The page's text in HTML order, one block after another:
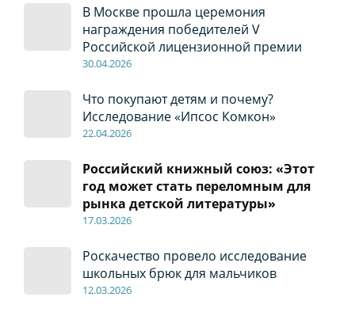
В Москве прошла церемония
награждения победителей V
Российской лицензионной премии
30.04.2026
Что покупают детям и почему?
Исследование «Ипсос Комкон»
22.04.2026
Российский книжный союз: «Этот
год может стать переломным для
рынка детской литературы»
17.03.2026
Роскачество провело исследование
школьных брюк для мальчиков
12.03.2026